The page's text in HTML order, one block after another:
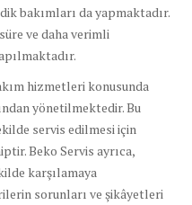
bakımları da yapmaktadır.
ve daha verimli
hizmetleri konusunda
yönetilmektedir. Bu
servis edilmesi için
Beko Servis ayrıca,
karşılamaya
sorunları ve şikâyetleri